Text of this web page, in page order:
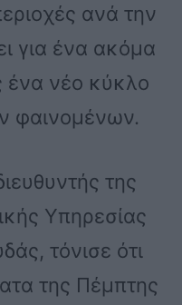
ανά την
για ένα ακόμα
νέο κύκλο
φαινομένων.
της
Υπηρεσίας
τόνισε ότι
της Πέμπτης